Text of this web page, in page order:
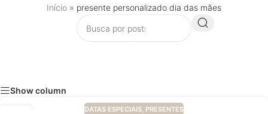
Início» presente personalizado dia das mães
Show column
DATAS ESPECIAIS PRESENTES